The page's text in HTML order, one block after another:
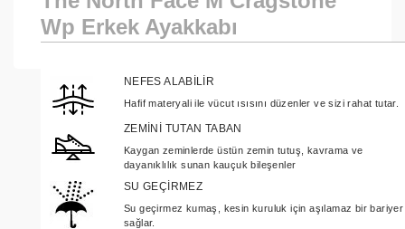
Wp Erkek Ayakkabı
NEFES ALABİLİR
Hafif materyali ile vücut ısısını düzenler ve sizi rahat tutar.
ZEMİNİ TUTAN TABAN
Kaygan zeminlerde üstün zemin tutuş, kavrama ve
dayanıklılık sunan kauçuk bileşenler
SU GEÇİRMEZ
Su geçirmez kumaş, kesin kuruluk için aşılamaz bir bariyer
sağlar.